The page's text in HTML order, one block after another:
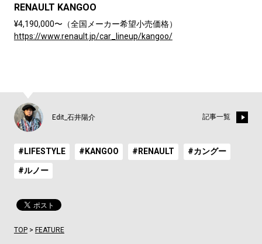
RENAULT KANGOO
¥4,190,000〜（全国メーカー希望小売価格）
https://www.renault.jp/car_lineup/kangoo/
Edit_石井陽介 記事一覧
#LIFESTYLE #KANGOO #RENAULT #カングー
#ルノー
TOP> FEATURE